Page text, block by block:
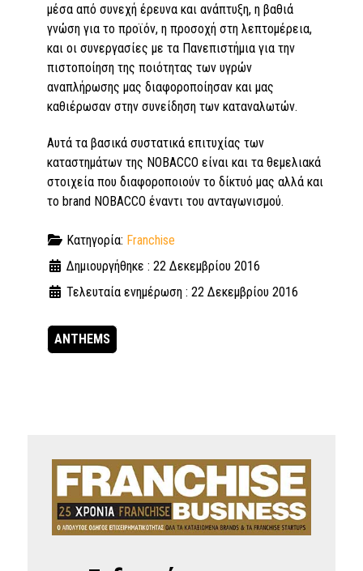
μέσα από συνεχή έρευνα και ανάπτυξη, η βαθιά
γνώση για το προϊόν, η προσοχή στη λεπτομέρεια,
και οι συνεργασίες με τα Πανεπιστήμια για την
πιστοποίηση της ποιότητας των υγρών
αναπλήρωσης μας διαφοροποίησαν και μας
καθιέρωσαν στην συνείδηση των καταναλωτών.
Αυτά τα βασικά συστατικά επιτυχίας των
καταστημάτων της NOBACCO είναι και τα θεμελιακά
στοιχεία που διαφοροποιούν το δίκτυό μας αλλά και
το brand NOBACCO έναντι του ανταγωνισμού.
Κατηγορία: Franchise
Δημιουργήθηκε : 22 Δεκεμβρίου 2016
Τελευταία ενημέρωση : 22 Δεκεμβρίου 2016
ANTHEMS